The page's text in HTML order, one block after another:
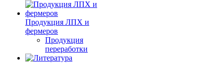
Продукция ЛПХ и
фермеров
Продукция
переработки